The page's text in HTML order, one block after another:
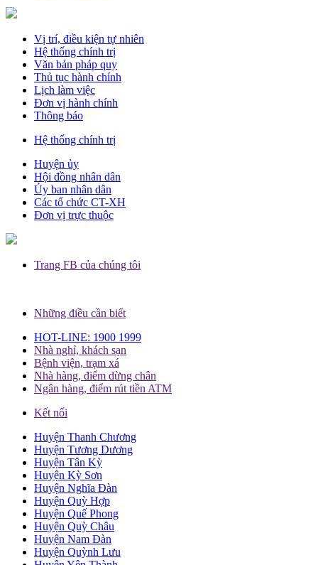
Vị trí, điều kiện tự nhiên
Hệ thống chính trị
Văn bản pháp quy
Thủ tục hành chính
Lịch làm việc
Đơn vị hành chính
Thông báo
Hệ thống chính trị
Huyện ủy
Hội đồng nhân dân
Ủy ban nhân dân
Các tổ chức CT-XH
Đơn vị trực thuộc
Trang FB của chúng tôi
Những điều cần biết
HOT-LINE: 1900 1999
Nhà nghỉ, khách sạn
Bệnh viện, trạm xá
Nhà hàng, điểm dừng chân
Ngân hàng, điểm rút tiền ATM
Kết nối
Huyện Thanh Chương
Huyện Tương Dương
Huyện Tân Kỳ
Huyện Kỳ Sơn
Huyện Nghĩa Đàn
Huyện Quỳ Hợp
Huyện Quế Phong
Huyện Quỳ Châu
Huyện Nam Đàn
Huyện Quỳnh Lưu